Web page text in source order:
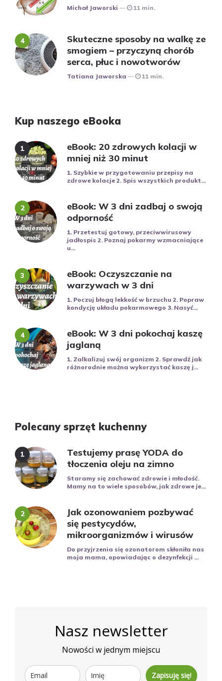
Posted
Michał Jaworski 11 min.
Skuteczne sposoby na walkę ze
smogiem – przyczyną chorób
serca, płuc i nowotworów
Posted
Tatiana Jaworska 11 min.
Kup naszego eBooka
eBook: 20 zdrowych kolacji w
mniej niż 30 minut
1. Szybkie w przygotowaniu przepisy na
zdrowe kolacje 2. Spis wszystkich produkt...
eBook: W 3 dni zadbaj o swoją
odporność
1. Przetestuj gotowy, przeciwwirusowy
jadłospis 2. Poznaj pokarmy wzmacniające
u...
eBook: Oczyszczanie na
warzywach w 3 dni
1. Poczuj błogą lekkość w brzuchu 2. Popraw
kondycję układu pokarmowego 3. Nasyć...
eBook: W 3 dni pokochaj kaszę
jaglaną
1. Zalkalizuj swój organizm 2. Sprawdź jak
różnorodnie można wykorzystać kaszę j...
Polecany sprzęt kuchenny
Testujemy prasę YODA do
tłoczenia oleju na zimno
Staramy się zachować zdrowie i młodość.
Mamy na to wiele sposobów, jak zdrowe je...
Jak ozonowaniem pozbywać
się pestycydów,
mikroorganizmów i wirusów
Do przyjrzenia się ozonatorom skłoniła nas
moja mama, opowiadając o dezynfekcji ...
Nasz newsletter
Nowości w jednym miejscu
Zapisuję się!